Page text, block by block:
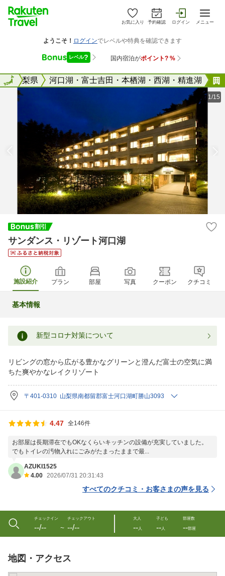
お気に入り 予約確認 ログイン メニュー
全国 山梨県 河口湖・富士吉田・本栖湖・西湖・精進湖
全国
1/15
サンダンス・リゾート河口湖
施設紹介 プラン 部屋 写真 クーポン クチコミ
基本情報
新型コロナ対策について
リビングの窓から広がる豊かなグリーンと澄んだ富士の空気に満
ちた爽やかなレイクリゾート
〒401-0310 山梨県南都留郡富士河口湖町勝山3093
4.47 全146件
お部屋は長期滞在でもOKなくらいキッチンの設備が充実していました。
でもトイレの汚物入れにごみがたまったままで最...
AZUKI1525
4.00 2026/07/31 20:31:43
すべてのクチコミ・お客さまの声を見る
チェックイン
--/-- 〜
チェックアウト
--/--
大人
--人
子ども
--人
部屋数
--部屋
地図・アクセス